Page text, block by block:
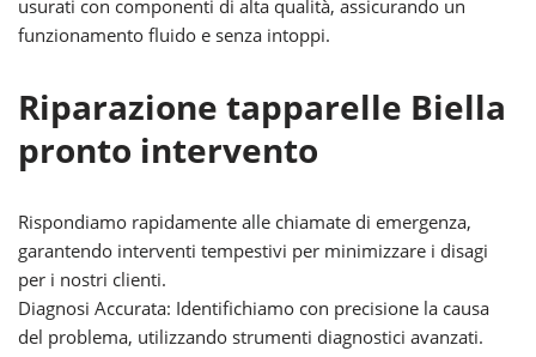
usurati con componenti di alta qualità, assicurando un
funzionamento fluido e senza intoppi.
Riparazione tapparelle Biella
pronto intervento
Rispondiamo rapidamente alle chiamate di emergenza,
garantendo interventi tempestivi per minimizzare i disagi
per i nostri clienti.
Diagnosi Accurata: Identifichiamo con precisione la causa
del problema, utilizzando strumenti diagnostici avanzati.